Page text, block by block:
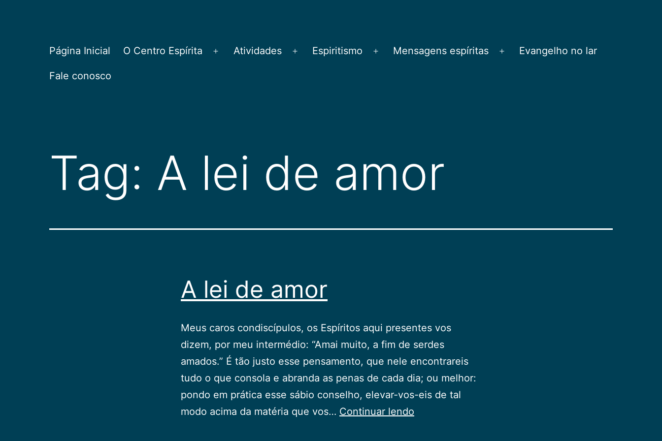
CEPAC
Página Inicial O Centro Espírita
Abrir
Atividades
Abrir
Espiritismo
Abrir
Mensagens espíritas
Abrir
Evangelho no lar
Fale conosco
Tag: A lei de amor
A lei de amor
Meus caros condiscípulos, os Espíritos aqui presentes vos
dizem, por meu intermédio: “Amai muito, a fim de serdes
amados.” É tão justo esse pensamento, que nele encontrareis
tudo o que consola e abranda as penas de cada dia; ou melhor:
pondo em prática esse sábio conselho, elevar-vos-eis de tal
modo acima da matéria que vos… Continuar lendo